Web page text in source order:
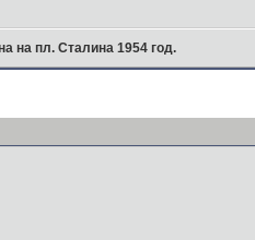
на пл. Сталина 1954 год.